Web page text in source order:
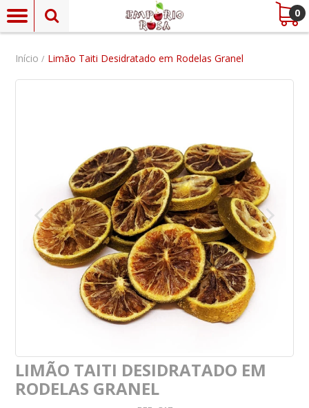
0
Início / Limão Taiti Desidratado em Rodelas Granel
LIMÃO TAITI DESIDRATADO EM
RODELAS GRANEL